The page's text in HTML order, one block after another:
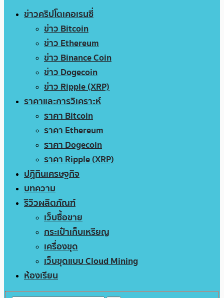
ข่าวคริปโตเคอเรนซี่
ข่าว Bitcoin
ข่าว Ethereum
ข่าว Binance Coin
ข่าว Dogecoin
ข่าว Ripple (XRP)
ราคาและการวิเคราะห์
ราคา Bitcoin
ราคา Ethereum
ราคา Dogecoin
ราคา Ripple (XRP)
ปฏิทินเศรษฐกิจ
บทความ
รีวิวผลิตภัณฑ์
เว็บซื้อขาย
กระเป๋าเก็บเหรียญ
เครื่องขุด
เว็บขุดแบบ Cloud Mining
ห้องเรียน